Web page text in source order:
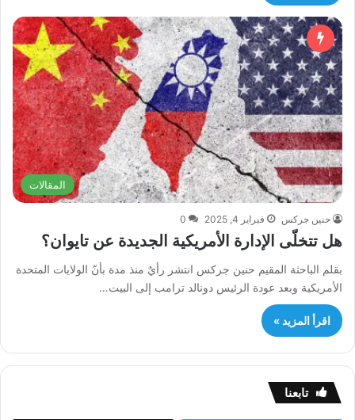
المقالات
حنين جركس فبراير 4, 2025 0
هل تتخلّى الإدارة الأمريكية الجديدة عن تايوان؟
بقلم الباحثة المقيم حنين جركس انتشر رأيٌ منذ مدة بأنّ الولايات المتحدة
الأمريكية وبعد عودة الرئيس دونالد ترامب إلى البيت…
اقرأ المزيد »
تابعنا